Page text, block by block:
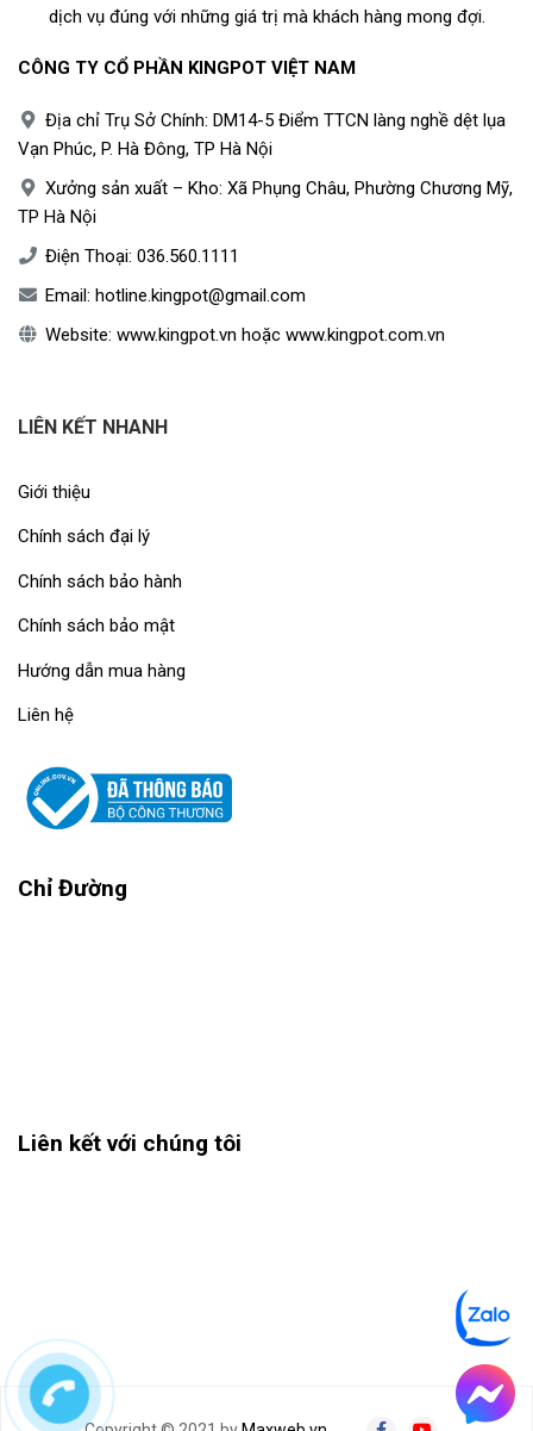
dịch vụ đúng với những giá trị mà khách hàng mong đợi.
CÔNG TY CỔ PHẦN KINGPOT VIỆT NAM
Địa chỉ Trụ Sở Chính: DM14-5 Điểm TTCN làng nghề dệt lụa
Vạn Phúc, P. Hà Đông, TP Hà Nội
Xưởng sản xuất – Kho: Xã Phụng Châu, Phường Chương Mỹ,
TP Hà Nội
Điện Thoại: 036.560.1111
Email: hotline.kingpot@gmail.com
Website: www.kingpot.vn hoặc www.kingpot.com.vn
LIÊN KẾT NHANH
Giới thiệu
Chính sách đại lý
Chính sách bảo hành
Chính sách bảo mật
Hướng dẫn mua hàng
Liên hệ
Chỉ Đường
Liên kết với chúng tôi